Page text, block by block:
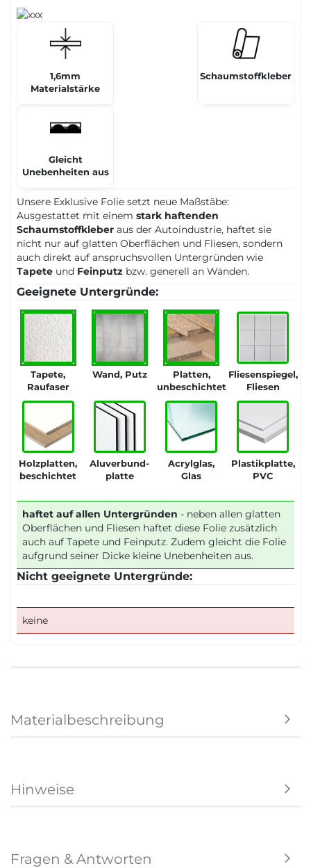
1,6mm
Materialstärke
Schaumstoffkleber
Gleicht
Unebenheiten aus
Unsere Exklusive Folie setzt neue Maßstäbe:
Ausgestattet mit einem stark haftenden
Schaumstoffkleber aus der Autoindustrie, haftet sie
nicht nur auf glatten Oberflächen und Fliesen, sondern
auch direkt auf anspruchsvollen Untergründen wie
Tapete und Feinputz bzw. generell an Wänden.
Geeignete Untergründe:
Tapete,
Raufaser
Wand, Putz
Platten,
unbeschichtet
Fliesenspiegel,
Fliesen
Holzplatten,
beschichtet
Aluverbund-
platte
Acrylglas,
Glas
Plastikplatte,
PVC
haftet auf allen Untergründen - neben allen glatten
Oberflächen und Fliesen haftet diese Folie zusätzlich
auch auf Tapete und Feinputz. Zudem gleicht die Folie
aufgrund seiner Dicke kleine Unebenheiten aus.
Nicht geeignete Untergründe:
keine
Materialbeschreibung
Hinweise
Fragen & Antworten